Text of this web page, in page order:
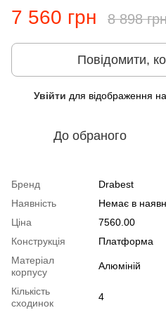
7 560 грн 8 898
Повідомити,
Увійти для відображення
До обраного
Бренд
Drabest
Наявність
Немає в
Ціна
7560.00
Конструкція
Платформа
Матеріал
корпусу
Алюміній
Кількість
сходинок
4